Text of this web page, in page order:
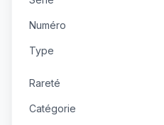
Numéro
Type
Rareté
Catégorie